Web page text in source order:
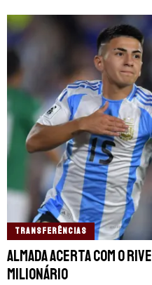
TRANSFERÊNCIAS
Almada acerta com o
milionário